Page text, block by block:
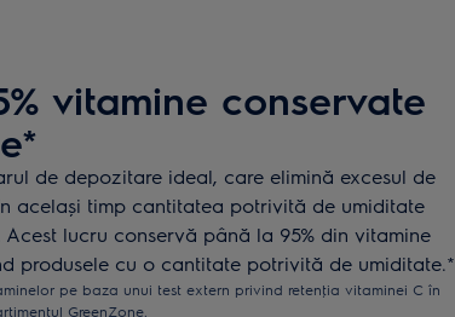
vitamine conservate
de depozitare ideal, care elimină excesul de
același timp cantitatea potrivită de umiditate
Acest lucru conservă până la 95% din vitamine
produsele cu o cantitate potrivită de umiditate.*
pe baza unui test extern privind retenţia vitaminei C în
GreenZone.